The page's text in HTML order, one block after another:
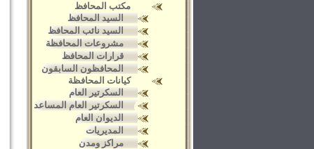
مكتب المحافظ
السيد المحافظ
السيد نائب المحافظ
مشروعات المحافظة
قرارات المحافظ
المحافظون السابقون
كيانات المحافظة
السكرتير العام
السكرتير العام المساعد
الديوان العام
المديريات
مراكز ومدن